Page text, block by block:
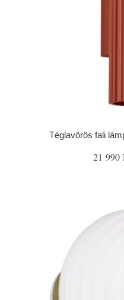
Téglavörös fali
21 990